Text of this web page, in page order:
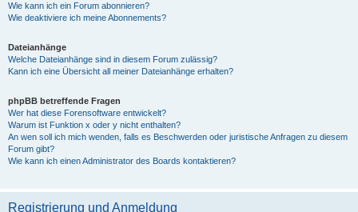
Wie kann ich ein Forum abonnieren?
Wie deaktiviere ich meine Abonnements?
Dateianhänge
Welche Dateianhänge sind in diesem Forum zulässig?
Kann ich eine Übersicht all meiner Dateianhänge erhalten?
phpBB betreffende Fragen
Wer hat diese Forensoftware entwickelt?
Warum ist Funktion x oder y nicht enthalten?
An wen soll ich mich wenden, falls es Beschwerden oder juristische Anfragen zu diesem
Forum gibt?
Wie kann ich einen Administrator des Boards kontaktieren?
Registrierung und Anmeldung